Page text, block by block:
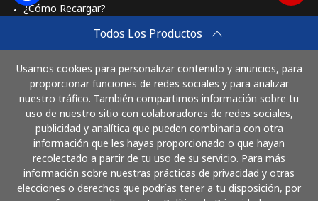
Todos Los Productos
Usamos cookies para personalizar contenido y anuncios, para
proporcionar funciones de redes sociales y para analizar
nuestro tráfico. También compartimos información sobre tu
uso de nuestro sitio con colaboradores de redes sociales,
publicidad y analítica que pueden combinarla con otra
información que les hayas proporcionado o que hayan
recolectado a partir de tu uso de su servicio. Para más
información sobre nuestras prácticas de privacidad y otras
elecciones o derechos que podrías tener a tu disposición, por
¿Cómo Recargar?
Comprar
Cómo funciona
Paga con